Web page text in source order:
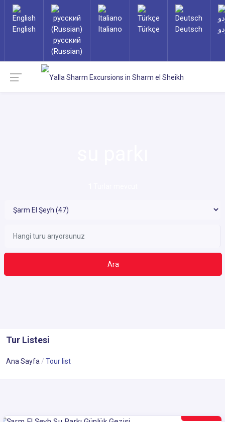
English
русский
(Russian)
Italiano Türkçe Deutsch
Ara
Tur Listesi
Ana Sayfa Tour list